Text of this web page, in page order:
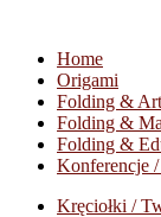
Home
Origami
Folding & Art
Folding &
Folding &
Konferencje
Kręciołki /